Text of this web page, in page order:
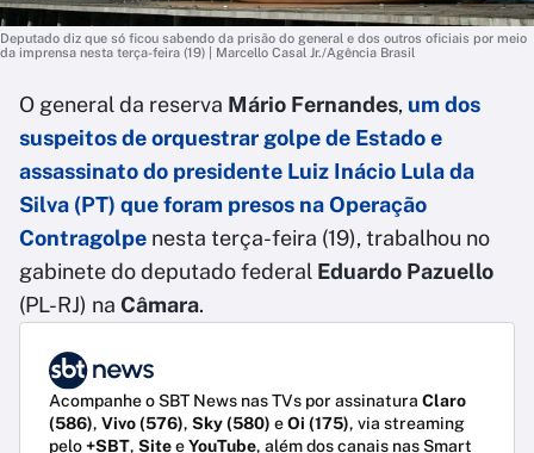
Deputado diz que só ficou sabendo da prisão do general e dos outros oficiais por meio
da imprensa nesta terça-feira (19) | Marcello Casal Jr./Agência Brasil
O general da reserva Mário Fernandes, um dos
suspeitos de orquestrar golpe de Estado e
assassinato do presidente Luiz Inácio Lula da
Silva (PT) que foram presos na Operação
Contragolpe nesta terça-feira (19), trabalhou no
gabinete do deputado federal Eduardo Pazuello
(PL-RJ) na Câmara.
Acompanhe o SBT News nas TVs por assinatura Claro
(586), Vivo (576), Sky (580) eOi (175), via streaming
pelo+SBT, SiteeYouTube, além dos canais nas Smart